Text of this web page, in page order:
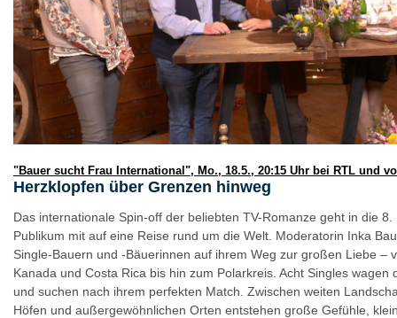
"Bauer sucht Frau International", Mo., 18.5., 20:15 Uhr bei RTL und
Herzklopfen über Grenzen hinweg
Das internationale Spin-off der beliebten TV-Romanze geht in die
Publikum mit auf eine Reise rund um die Welt. Moderatorin Inka
Single-Bauern und -Bäuerinnen auf ihrem Weg zur großen Liebe –
Kanada und Costa Rica bis hin zum Polarkreis. Acht Singles wagen
und suchen nach ihrem perfekten Match. Zwischen weiten
Höfen und außergewöhnlichen Orten entstehen große Gefühle,